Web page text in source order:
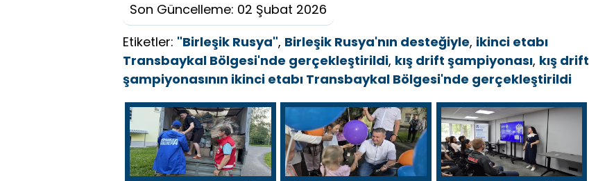
Son Güncelleme: 02 Şubat 2026
Etiketler: "Birleşik Rusya", Birleşik Rusya'nın desteğiyle, ikinci etabı
Transbaykal Bölgesi'nde gerçekleştirildi, kış drift şampiyonası, kış drift
şampiyonasının ikinci etabı Transbaykal Bölgesi'nde gerçekleştirildi